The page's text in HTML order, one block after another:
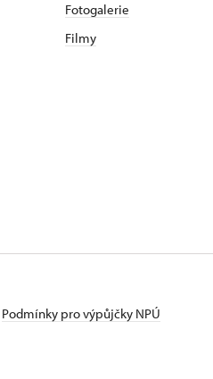
Fotogalerie
Filmy
Podmínky pro výpůjčky NPÚ